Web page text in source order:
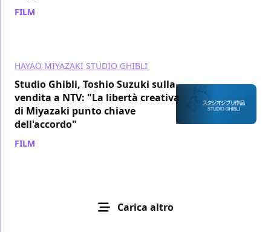
FILM
HAYAO MIYAZAKI STUDIO GHIBLI
Studio Ghibli, Toshio Suzuki sulla
vendita a NTV: "La libertà creativa
di Miyazaki punto chiave
dell'accordo"
FILM
Carica altro